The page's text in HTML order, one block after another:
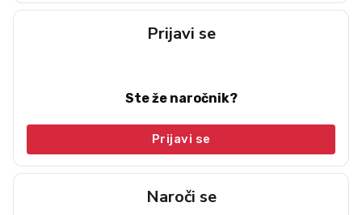
Prijavi se
Ste že naročnik?
Prijavi se
Naroči se